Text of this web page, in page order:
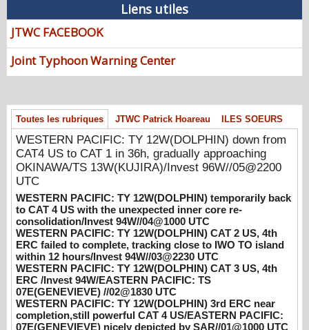
WESTERN PACIFIC: TY 12W(DOLPHIN)
down from CAT4 US to CAT 1 in 36h,
gradually approaching OKINAWA/TS
13W(KUJIRA)/Invest 96W//05@2200 UTC
08/06/2026 -PATRICK HOAREAU
temporarily back to CAT 4 US with the
unexpected inner core re-
consolidation/Invest 94W//04@1000 UTC
08/04/2026 -PATRICK HOAREAU
WESTERN PACIFIC: TY 12W(DOLPHIN)
CAT 2 US, 4th ERC failed to complete,
tracking close to IWO TO island within 12
hours/Invest 94W//03@2230 UTC
08/04/2026 -PATRICK HOAREAU
WESTERN PACIFIC: TY 12W(DOLPHIN)
CAT 3 US, 4th ERC /Invest 94W/EASTERN
PACIFIC: TS 07E(GENEVIEVE) //02@1830
UTC
08/02/2026 -PATRICK HOAREAU
Liens utiles
JTWC FACEBOOK
Joint Typhoon Warning Center
Toutes les rubriques JTWC Patrick Hoareau ILES SOEURS
WESTERN PACIFIC: TY 12W(DOLPHIN) down from
CAT4 US to CAT 1 in 36h, gradually approaching
OKINAWA/TS 13W(KUJIRA)/Invest 96W//05@2200
UTC
WESTERN PACIFIC: TY 12W(DOLPHIN) temporarily back
to CAT 4 US with the unexpected inner core re-
consolidation/Invest 94W//04@1000 UTC
WESTERN PACIFIC: TY 12W(DOLPHIN) CAT 2 US, 4th
ERC failed to complete, tracking close to IWO TO island
within 12 hours/Invest 94W//03@2230 UTC
WESTERN PACIFIC: TY 12W(DOLPHIN) CAT 3 US, 4th
ERC /Invest 94W/EASTERN PACIFIC: TS
07E(GENEVIEVE) //02@1830 UTC
WESTERN PACIFIC: TY 12W(DOLPHIN) 3rd ERC near
completion,still powerful CAT 4 US/EASTERN PACIFIC:
07E(GENEVIEVE) nicely depicted by SAR//01@1000 UTC